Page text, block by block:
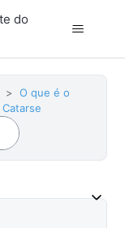
do
O que é o
Catarse